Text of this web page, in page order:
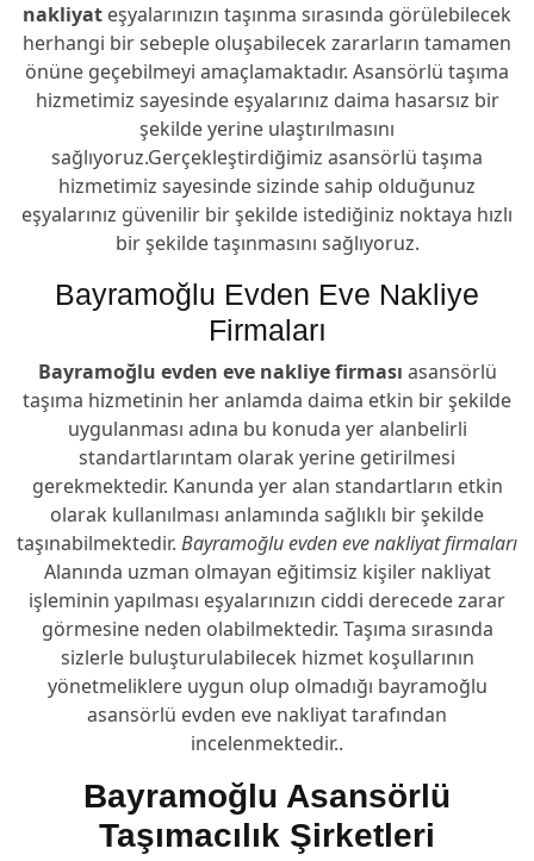
nakliyat eşyalarınızın taşınma sırasında görülebilecek
herhangi bir sebeple oluşabilecek zararların tamamen
önüne geçebilmeyi amaçlamaktadır. Asansörlü taşıma
hizmetimiz sayesinde eşyalarınız daima hasarsız bir
şekilde yerine ulaştırılmasını
sağlıyoruz.Gerçekleştirdiğimiz asansörlü taşıma
hizmetimiz sayesinde sizinde sahip olduğunuz
eşyalarınız güvenilir bir şekilde istediğiniz noktaya hızlı
bir şekilde taşınmasını sağlıyoruz.
Bayramoğlu Evden Eve Nakliye
Firmaları
Bayramoğlu evden eve nakliye firması asansörlü
taşıma hizmetinin her anlamda daima etkin bir şekilde
uygulanması adına bu konuda yer alanbelirli
standartlarıntam olarak yerine getirilmesi
gerekmektedir. Kanunda yer alan standartların etkin
olarak kullanılması anlamında sağlıklı bir şekilde
taşınabilmektedir. Bayramoğlu evden eve nakliyat firmaları
Alanında uzman olmayan eğitimsiz kişiler nakliyat
işleminin yapılması eşyalarınızın ciddi derecede zarar
görmesine neden olabilmektedir. Taşıma sırasında
sizlerle buluşturulabilecek hizmet koşullarının
yönetmeliklere uygun olup olmadığı bayramoğlu
asansörlü evden eve nakliyat tarafından
incelenmektedir..
Bayramoğlu Asansörlü
Taşımacılık Şirketleri